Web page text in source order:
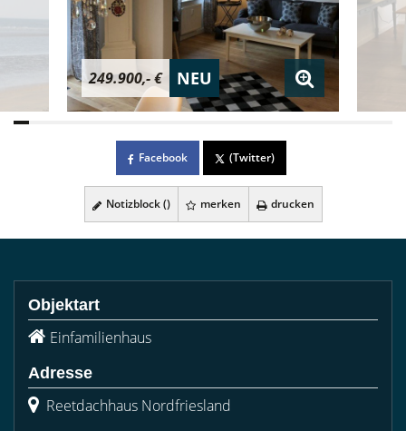
249.900,- € NEU
Facebook (Twitter)
Notizblock () merken drucken
Objektart
Einfamilienhaus
Adresse
Reetdachhaus Nordfriesland